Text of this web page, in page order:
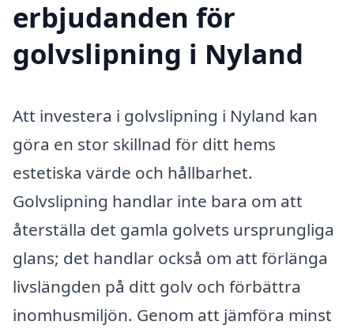
erbjudanden för
golvslipning i Nyland
Att investera i golvslipning i Nyland kan
göra en stor skillnad för ditt hems
estetiska värde och hållbarhet.
Golvslipning handlar inte bara om att
återställa det gamla golvets ursprungliga
glans; det handlar också om att förlänga
livslängden på ditt golv och förbättra
inomhusmiljön. Genom att jämföra minst